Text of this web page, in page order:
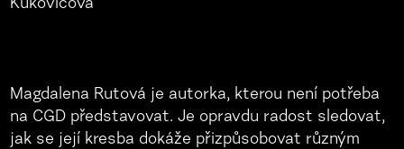
Magdalena Rutová je autorka, kterou není potřeba
na CGD představovat. Je opravdu radost sledovat,
jak se její kresba dokáže přizpůsobovat různým